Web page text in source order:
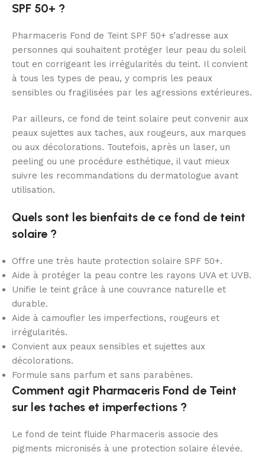
SPF 50+ ?
Pharmaceris Fond de Teint SPF 50+ s’adresse aux
personnes qui souhaitent protéger leur peau du soleil
tout en corrigeant les irrégularités du teint. Il convient
à tous les types de peau, y compris les peaux
sensibles ou fragilisées par les agressions extérieures.
Par ailleurs, ce fond de teint solaire peut convenir aux
peaux sujettes aux taches, aux rougeurs, aux marques
ou aux décolorations. Toutefois, après un laser, un
peeling ou une procédure esthétique, il vaut mieux
suivre les recommandations du dermatologue avant
utilisation.
Quels sont les bienfaits de ce fond de teint
solaire ?
Offre une très haute protection solaire SPF 50+.
Aide à protéger la peau contre les rayons UVA et UVB.
Unifie le teint grâce à une couvrance naturelle et
durable.
Aide à camoufler les imperfections, rougeurs et
irrégularités.
Convient aux peaux sensibles et sujettes aux
décolorations.
Formule sans parfum et sans parabènes.
Comment agit Pharmaceris Fond de Teint
sur les taches et imperfections ?
Le fond de teint fluide Pharmaceris associe des
pigments micronisés à une protection solaire élevée.